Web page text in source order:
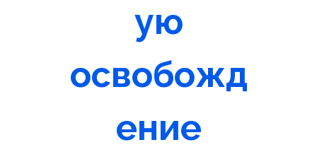
ую
освобожд
ение